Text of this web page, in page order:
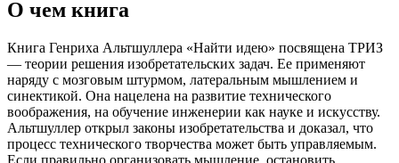
О чем книга
Книга Генриха Альтшуллера «Найти идею» посвящена ТРИЗ
— теории решения изобретательских задач. Ее применяют
наряду с мозговым штурмом, латеральным мышлением и
синектикой. Она нацелена на развитие технического
воображения, на обучение инженерии как науке и искусству.
Альтшуллер открыл законы изобретательства и доказал, что
процесс технического творчества может быть управляемым.
Если правильно организовать мышление, остановить